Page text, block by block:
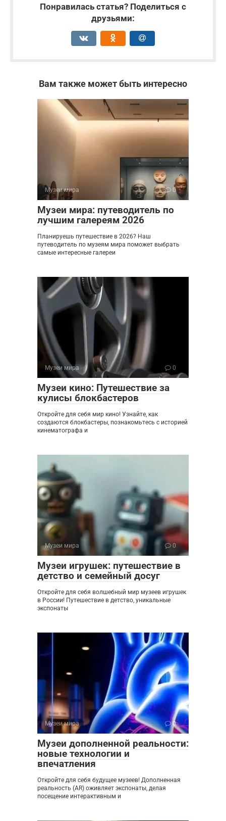
Понравилась статья? Поделиться с
друзьями:
Вам также может быть интересно
Музеи мира 0
Музеи мира: путеводитель по
лучшим галереям 2026
Планируешь путешествие в 2026? Наш
путеводитель по музеям мира поможет выбрать
самые интересные галереи
Музеи мира 0
Музеи кино: Путешествие за
кулисы блокбастеров
Откройте для себя мир кино! Узнайте, как
создаются блокбастеры, познакомьтесь с историей
кинематографа и
Музеи мира 0
Музеи игрушек: путешествие в
детство и семейный досуг
Откройте для себя волшебный мир музеев игрушек
в России! Путешествие в детство, уникальные
экспонаты
Музеи мира 0
Музеи дополненной реальности:
новые технологии и
впечатления
Откройте для себя будущее музеев! Дополненная
реальность (AR) оживляет экспонаты, делая
посещение интерактивным и